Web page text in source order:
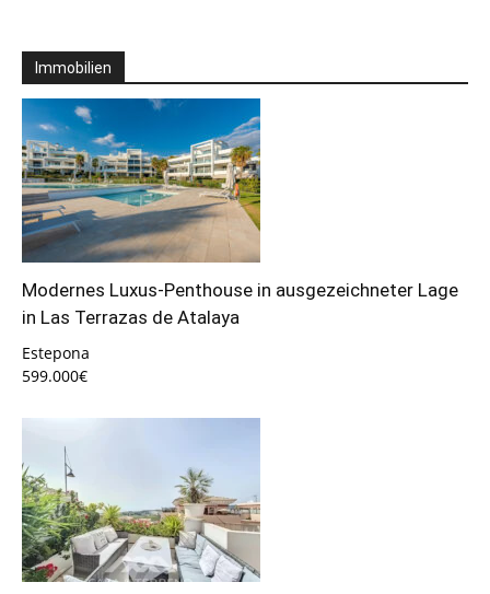
Immobilien
Modernes Luxus-Penthouse in ausgezeichneter Lage
in Las Terrazas de Atalaya
Estepona
599.000€